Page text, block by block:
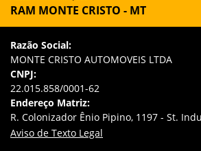
RAM MONTE CRISTO - MT
Razão Social:
MONTE CRISTO AUTOMOVEIS LTDA
CNPJ:
22.015.858/0001-62
Endereço Matriz:
R. Colonizador Ênio Pipino, 1197 - St.
Aviso de Texto Legal